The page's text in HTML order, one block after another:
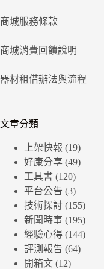
商城服務條款
商城消費回饋說明
器材租借辦法與流程
文章分類
上架快報 (19)
好康分享 (49)
工具書 (120)
平台公告 (3)
技術探討 (155)
新聞時事 (195)
經驗心得 (144)
評測報告 (64)
開箱文 (12)